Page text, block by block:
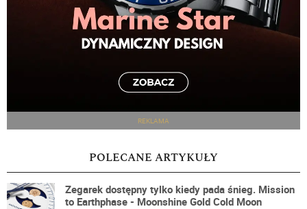
REKLAMA
POLECANE ARTYKUŁY
Zegarek dostępny tylko kiedy pada śnieg. Mission
to Earthphase - Moonshine Gold Cold Moon